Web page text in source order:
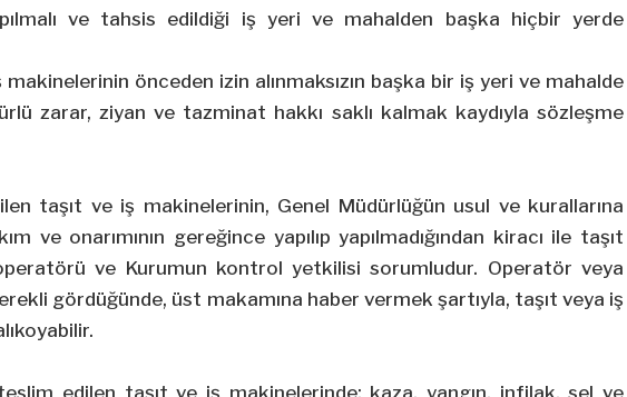
ve tahsis edildiği iş yeri ve mahalden başka hiçbir yerde
önceden izin alınmaksızın başka bir iş yeri ve mahalde
zarar, ziyan ve tazminat hakkı saklı kalmak kaydıyla sözleşme
taşıt ve iş makinelerinin, Genel Müdürlüğün usul ve kurallarına
ve onarımının gereğince yapılıp yapılmadığından kiracı ile taşıt
ve Kurumun kontrol yetkilisi sorumludur. Operatör veya
gördüğünde, üst makamına haber vermek şartıyla, taşıt veya iş
edilen taşıt ve iş makinelerinde; kaza, yangın, infilak, sel ve